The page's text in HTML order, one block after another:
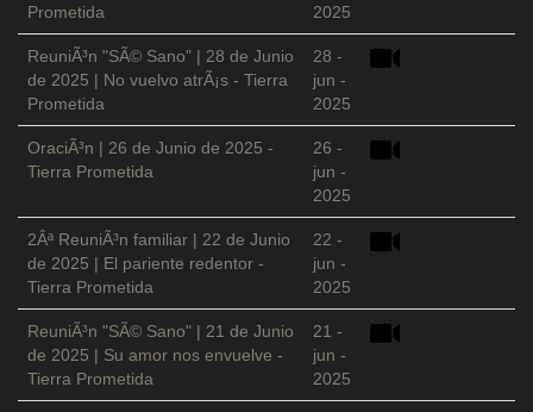
Prometida
2025
ReuniÃ³n "SÃ© Sano" | 28 de Junio
de 2025 | No vuelvo atrÃ¡s - Tierra
Prometida
28 -
jun -
2025
OraciÃ³n | 26 de Junio de 2025 -
Tierra Prometida
26 -
jun -
2025
2Âª ReuniÃ³n familiar | 22 de Junio
de 2025 | El pariente redentor -
Tierra Prometida
22 -
jun -
2025
ReuniÃ³n "SÃ© Sano" | 21 de Junio
de 2025 | Su amor nos envuelve -
Tierra Prometida
21 -
jun -
2025